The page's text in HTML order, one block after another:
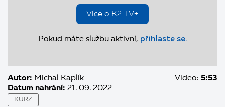
Více o K2 TV+
Pokud máte službu aktivní, přihlaste se.
Autor: Michal Kaplík
Datum nahrání: 21. 09. 2022
Video: 5:53
KURZ